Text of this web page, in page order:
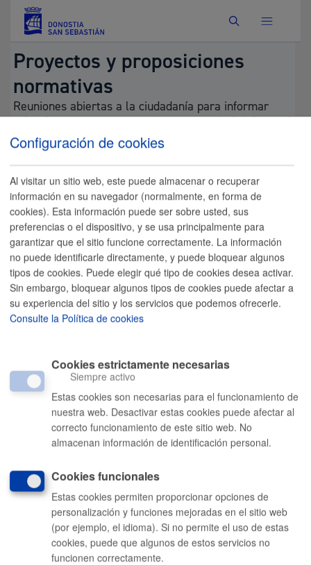
Buscar
Proyectos y proposiciones
normativas
Reuniones abiertas a la ciudadanía para informar
sobre los proyectos normativos que se incluirán en el
orden del día de los siguientes Plenos Municipales.
Próximas reuniones informativas abiertas a la
Ciudadanía:
En este momento, no se preven reuniones
abiertas informativas.
Últimas reuniones informativas realizadas:
Histórico de reuniones abiertas
Comunícate con el Ayuntamiento de Donostia / San
010(gratuito desde Donostia / San Sebastián)
(+34) 943 481 000
Buzón de la ciudadanía
Enlaces útiles
Configuración de cookies
Al visitar un sitio web, este puede almacenar o recuperar
información en su navegador (normalmente, en forma de
cookies). Esta información puede ser sobre usted, sus
preferencias o el dispositivo, y se usa principalmente para
garantizar que el sitio funcione correctamente. La información
no puede identificarle directamente, y puede bloquear algunos
tipos de cookies. Puede elegir qué tipo de cookies desea activar.
Sin embargo, bloquear algunos tipos de cookies puede afectar a
su experiencia del sitio y los servicios que podemos ofrecerle.
Consulte la Política de cookies
Cookies estrictamente necesarias
Siempre activo
Estas cookies son necesarias para el funcionamiento de
nuestra web. Desactivar estas cookies puede afectar al
correcto funcionamiento de este sitio web. No
almacenan información de identificación personal.
Cookies funcionales
Estas cookies permiten proporcionar opciones de
personalización y funciones mejoradas en el sitio web
(por ejemplo, el idioma). Si no permite el uso de estas
cookies, puede que algunos de estos servicios no
funcionen correctamente.